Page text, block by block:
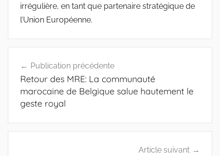
irrégulière, en tant que partenaire stratégique de
l’Union Européenne.
de
l’article
Publication précédente
Retour des MRE: La communauté
marocaine de Belgique salue hautement le
geste royal
Article suivant